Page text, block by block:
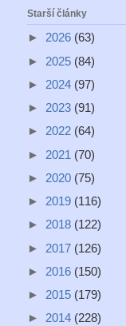
Starší články
► 2026 (63)
► 2025 (84)
► 2024 (97)
► 2023 (91)
► 2022 (64)
► 2021 (70)
► 2020 (75)
► 2019 (116)
► 2018 (122)
► 2017 (126)
► 2016 (150)
► 2015 (179)
► 2014 (228)